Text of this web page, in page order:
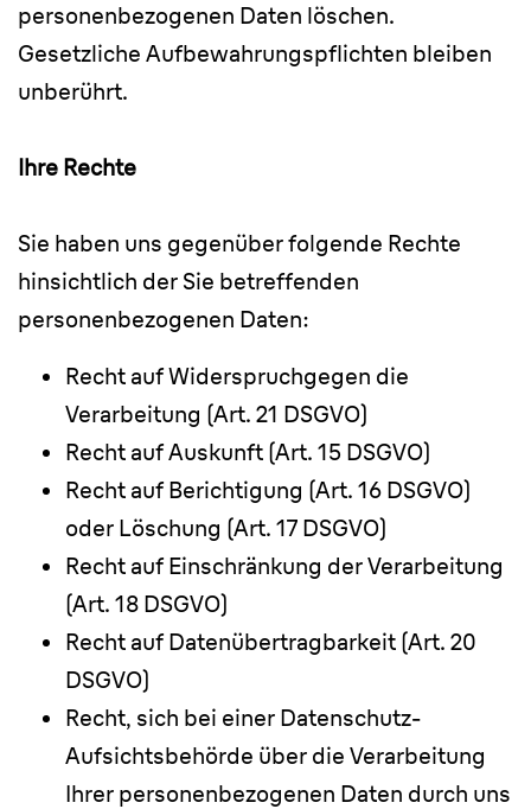
personenbezogenen Daten löschen.
Gesetzliche Aufbewahrungspflichten bleiben
unberührt.
Ihre Rechte
Sie haben uns gegenüber folgende Rechte
hinsichtlich der Sie betreffenden
personenbezogenen Daten:
Recht auf Widerspruchgegen die
Verarbeitung (Art. 21 DSGVO)
Recht auf Auskunft (Art. 15 DSGVO)
Recht auf Berichtigung (Art. 16 DSGVO)
oder Löschung (Art. 17 DSGVO)
Recht auf Einschränkung der Verarbeitung
(Art. 18 DSGVO)
Recht auf Datenübertragbarkeit (Art. 20
DSGVO)
Recht, sich bei einer Datenschutz-
Aufsichtsbehörde über die Verarbeitung
Ihrer personenbezogenen Daten durch uns